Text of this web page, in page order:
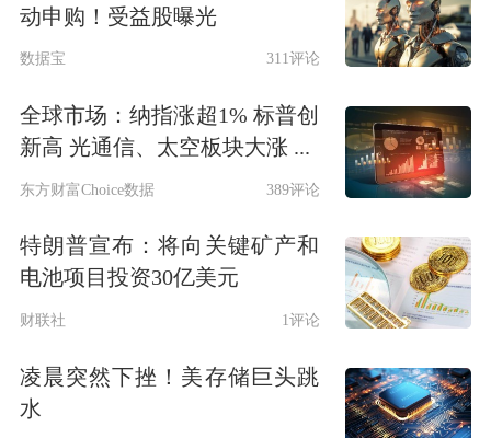
征。与许多需要提前数月备料的制造业
不同，原木下游的加工厂多为“随采随
用”，很少采购3个月以上的订单，采购
周期往往只有几天到半个月，绝大多数
这种“短平快”的下游链条，使得中游贸
易商很难通过预售等方式提前匹配销售
手段对冲1个月以上的风险敞口。
动申购！受益股曝光
数据宝 311评论
全球市场：纳指涨超1% 标普创
新高 光通信、太空板块大涨 ...
东方财富Choice数据 389评论
特朗普宣布：将向关键矿产和
电池项目投资30亿美元
财联社 1评论
凌晨突然下挫！美存储巨头跳
水